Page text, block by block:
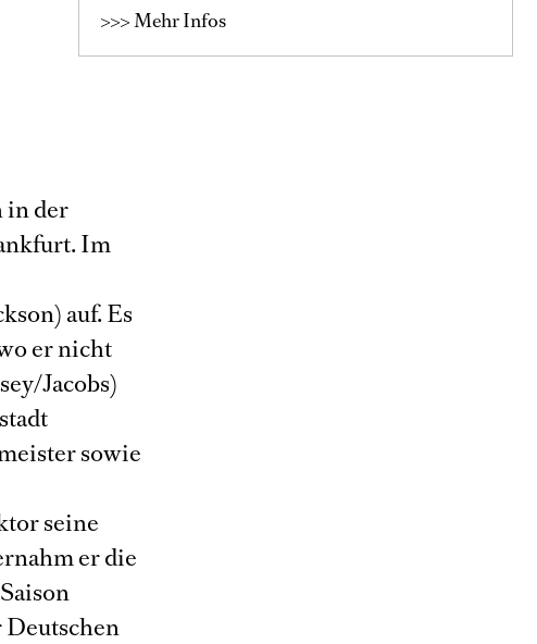
>>> Mehr Infos
in der
Im
auf. Es
er nicht
Jacobs)
sowie
seine
er die